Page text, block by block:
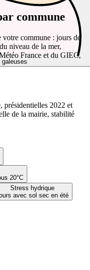
galeuses
20°C
Stress hydrique
avec sol sec en été
commune
commune : jours de
niveau de la mer,
France et du GIEC,
présidentielles 2022 et
de la mairie, stabilité